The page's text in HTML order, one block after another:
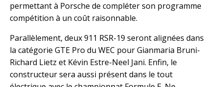
permettant à Porsche de compléter son programme
compétition à un coût raisonnable.
Parallèlement, deux 911 RSR-19 seront alignées dans
la catégorie GTE Pro du WEC pour Gianmaria Bruni-
Richard Lietz et Kévin Estre-Neel Jani. Enfin, le
constructeur sera aussi présent dans le tout